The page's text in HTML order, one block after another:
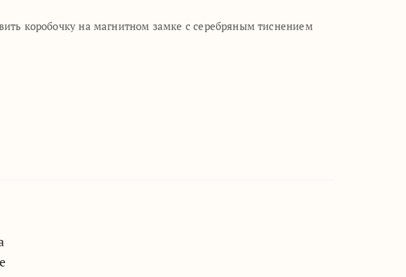
коробочку на магнитном замке с серебряным тиснением